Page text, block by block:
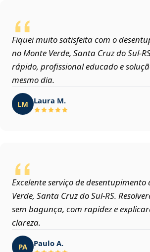
Fiquei muito satisfeita com o
no Monte Verde, Santa Cruz do
rápido, profissional educado e
mesmo dia.
LM Laura M.
Excelente serviço de
Verde, Santa Cruz do Sul‑RS.
sem bagunça, com rapidez e
clareza.
PA Paulo A.